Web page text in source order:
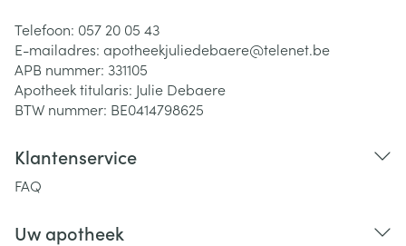
Telefoon: 057 20 05 43
E-mailadres: apotheekjuliedebaere@telenet.be
APB nummer: 331105
Apotheek titularis: Julie Debaere
BTW nummer: BE0414798625
Klantenservice
FAQ
Uw apotheek